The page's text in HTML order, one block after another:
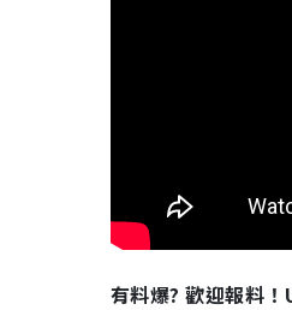
有料爆? 歡迎報料